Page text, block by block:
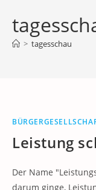
> tagesschau
Leistung
Der Name
darum ginge,